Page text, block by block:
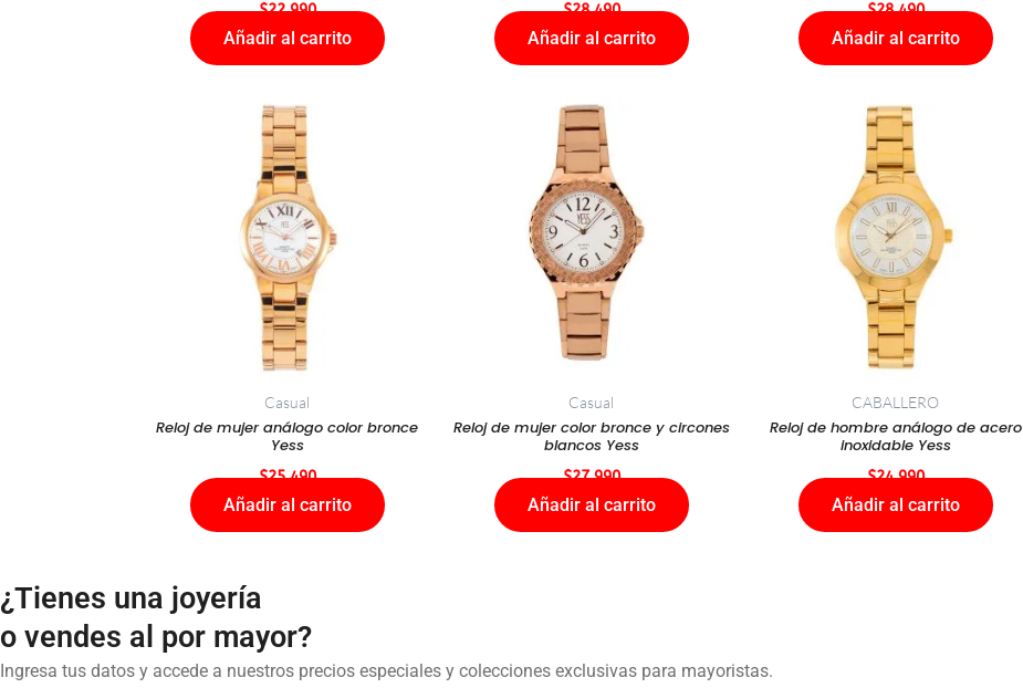
$22.990
Añadir al carrito
$28.490
Añadir al carrito
$28.490
Añadir al carrito
Casual
Reloj de mujer análogo color bronce
Yess
$25.490
Añadir al carrito
Casual
Reloj de mujer color bronce y circones
blancos Yess
$27.990
Añadir al carrito
CABALLERO
Reloj de hombre análogo de acero
inoxidable Yess
$24.990
Añadir al carrito
¿Tienes una joyería
o vendes al por mayor?
Ingresa tus datos y accede a nuestros precios especiales y colecciones exclusivas para mayoristas.